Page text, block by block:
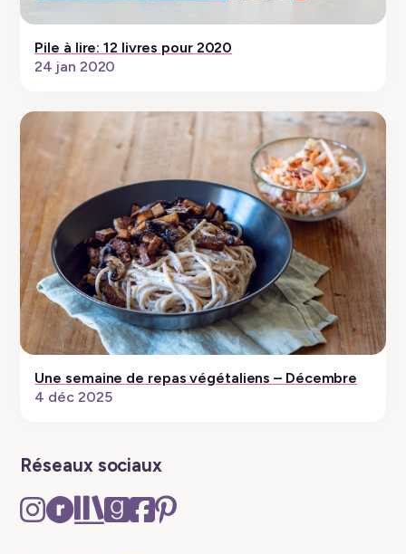
Pile à lire: 12 livres pour 2020
24 jan 2020
Une semaine de repas végétaliens – Décembre
4 déc 2025
Réseaux sociaux
Instagram
–
Ravelry
–
The
Storygraph
Goodreads
–
Facebook
–
Pinterest